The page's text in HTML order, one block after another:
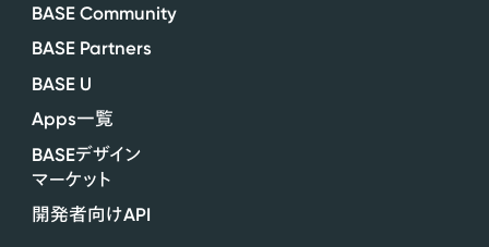
BASE Community
BASE Partners
BASE U
Apps一覧
BASEデザイン
マーケット
開発者向けAPI